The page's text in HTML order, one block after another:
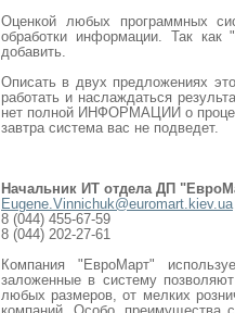
Оценкой любых программных
обработки информации. Так как
добавить.
Описать в двух предложениях
работать и наслаждаться
нет полной ИНФОРМАЦИИ о
завтра система вас не подведет.
Начальник ИТ отдела ДП
Eugene.Vinnichuk@euromart.kiev.ua
8 (044) 455-67-59
8 (044) 202-27-61
Компания "ЕвроМарт"
заложенные в систему позволяют
любых размеров, от мелких